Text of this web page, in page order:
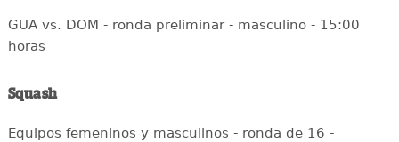
GUA vs. DOM - ronda preliminar - masculino - 15:00
horas
Squash
Equipos femeninos y masculinos - ronda de 16 -